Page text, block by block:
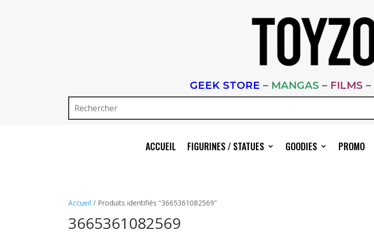
GEEK STORE – MANGAS – FILMS –
ACCUEIL FIGURINES / STATUES GOODIES PROMO
Accueil / Produits identifiés “3665361082569”
3665361082569